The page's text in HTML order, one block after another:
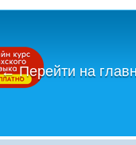
←Перейти на